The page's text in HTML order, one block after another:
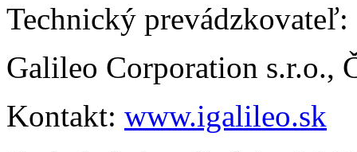
Technický prevádzkovateľ:
Galileo Corporation s.r.o.,
Kontakt: www.igalileo.sk